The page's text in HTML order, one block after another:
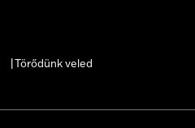
Törődünk veled